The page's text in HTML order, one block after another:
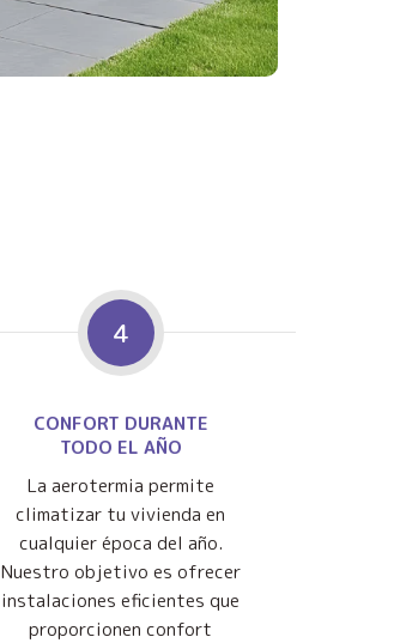
4
CONFORT DURANTE
TODO EL AÑO
La aerotermia permite
climatizar tu vivienda en
cualquier época del año.
Nuestro objetivo es ofrecer
instalaciones eficientes que
proporcionen confort